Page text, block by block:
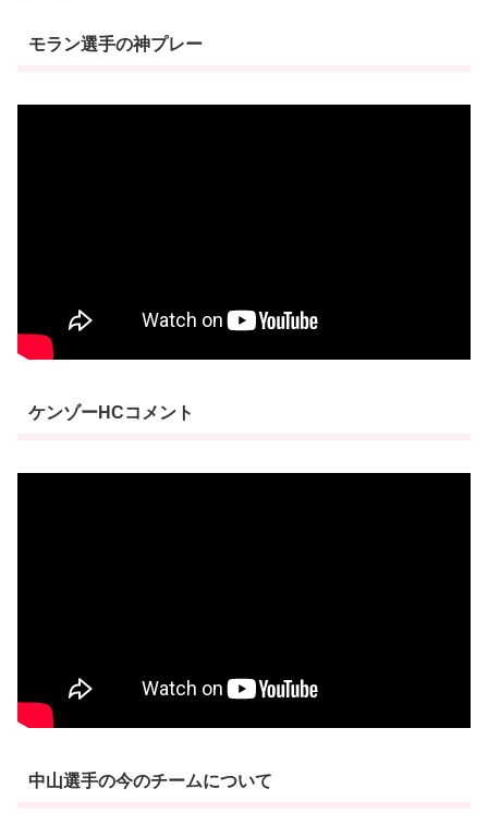
モラン選手の神プレー
ケンゾーHCコメント
中山選手の今のチームについて